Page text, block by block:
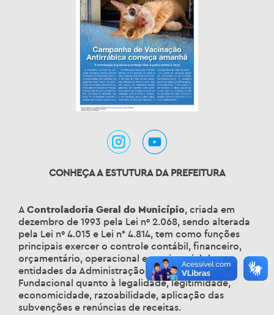
CONHEÇA A ESTUTURA DA PREFEITURA
A Controladoria Geral do Município, criada em
dezembro de 1993 pela Lei nº 2.068, sendo alterada
pela Lei nº 4.015 e Lei n° 4.814, tem como funções
principais exercer o controle contábil, financeiro,
orçamentário, operacional e patrimonial das
entidades da Administração Direta, Indireta e
Fundacional quanto à legalidade, legitimidade,
economicidade, razoabilidade, aplicação das
subvenções e renúncias de receitas.